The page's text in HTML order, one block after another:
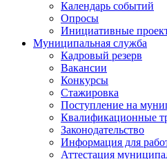
Календарь событий
Опросы
Инициативные
Муниципальная служба
Кадровый резерв
Вакансии
Конкурсы
Стажировка
Поступление на
Квалификационные
Законодательство
Информация для
Аттестация